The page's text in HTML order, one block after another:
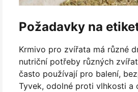
Požadavky na
Krmivo pro zvířata má různé
nutriční potřeby různých
často používají pro balení,
Tyvek, odolné proti vlhkosti a